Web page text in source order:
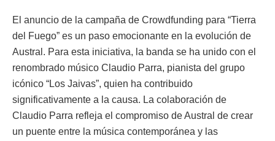
El anuncio de la campaña de Crowdfunding para “Tierra
del Fuego” es un paso emocionante en la evolución de
Austral. Para esta iniciativa, la banda se ha unido con el
renombrado músico Claudio Parra, pianista del grupo
icónico “Los Jaivas”, quien ha contribuido
significativamente a la causa. La colaboración de
Claudio Parra refleja el compromiso de Austral de crear
un puente entre la música contemporánea y las